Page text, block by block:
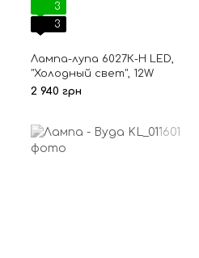
3
3
Лампа-лупа 6027К-Н LED,
"Холодный свет", 12W
2 940 грн